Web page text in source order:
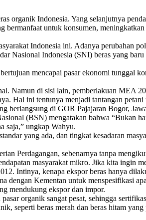
organik Indonesia. Yang selanjutnya
bermanfaat untuk konsumen,
Indonesia ini. Adanya perubahan
Nasional Indonesia (SNI) beras yang baru
mencapai pasar ekonomi tunggal
Namun di sisi lain, pemberlakuan MEA
Hal ini tentunya menjadi tantangan
berlangsung di GOR Pajajaran Bogor,
(BSN) mengatakan bahwa “Bukan
saja,” ungkap Wahyu.
yang ada, dan tingkat kesadaran
Perdagangan, sebenarnya tanpa
masyarakat mikro. Jika kita ingin
Intinya, kenapa ekspor beras hanya
dengan Kementan untuk menspesifikasi
mendukung ekspor dan impor.
organik sangat pesat, sehingga
seperti beras merah dan beras hitam